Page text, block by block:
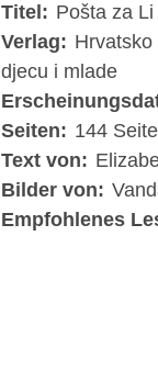
Titel: Pošta za
Verlag:
djecu i mlade
Seiten: 144
Text von:
Bilder von:
Empfohlenes